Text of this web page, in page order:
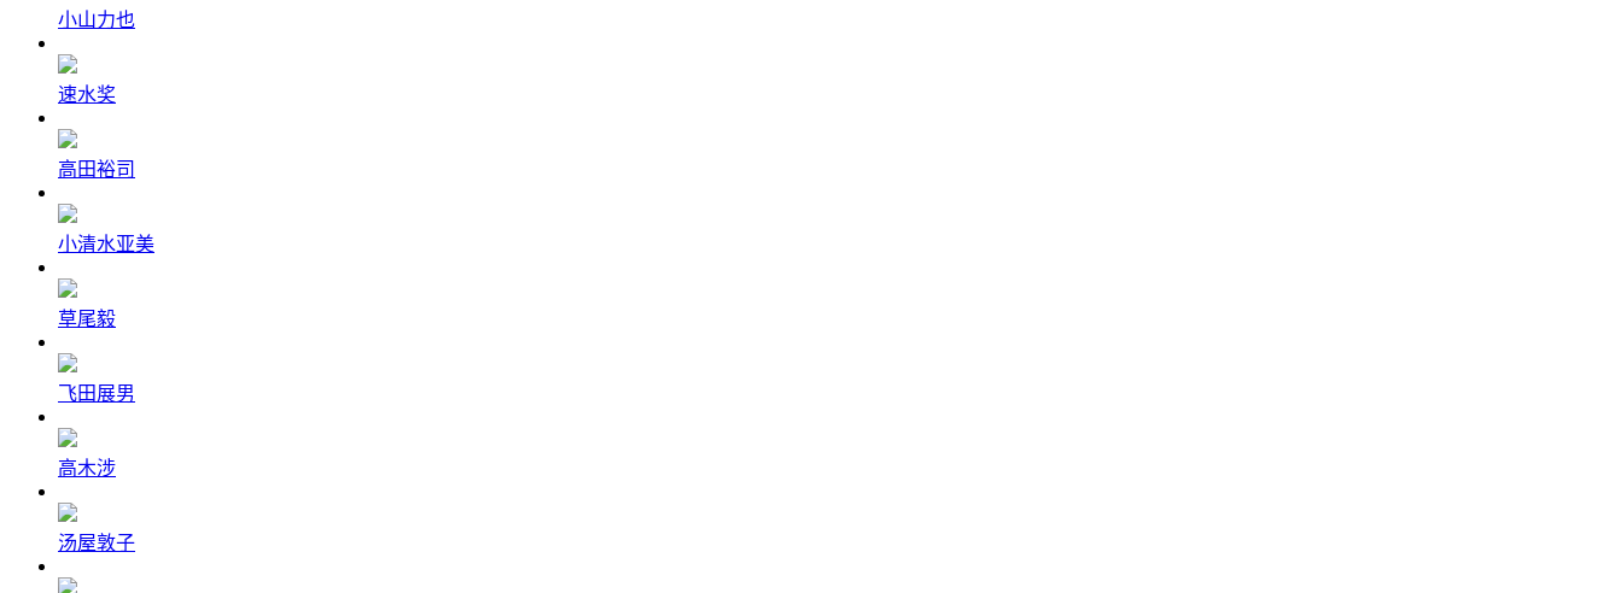
小山力也
速水奖
高田裕司
小清水亚美
草尾毅
飞田展男
高木涉
汤屋敦子